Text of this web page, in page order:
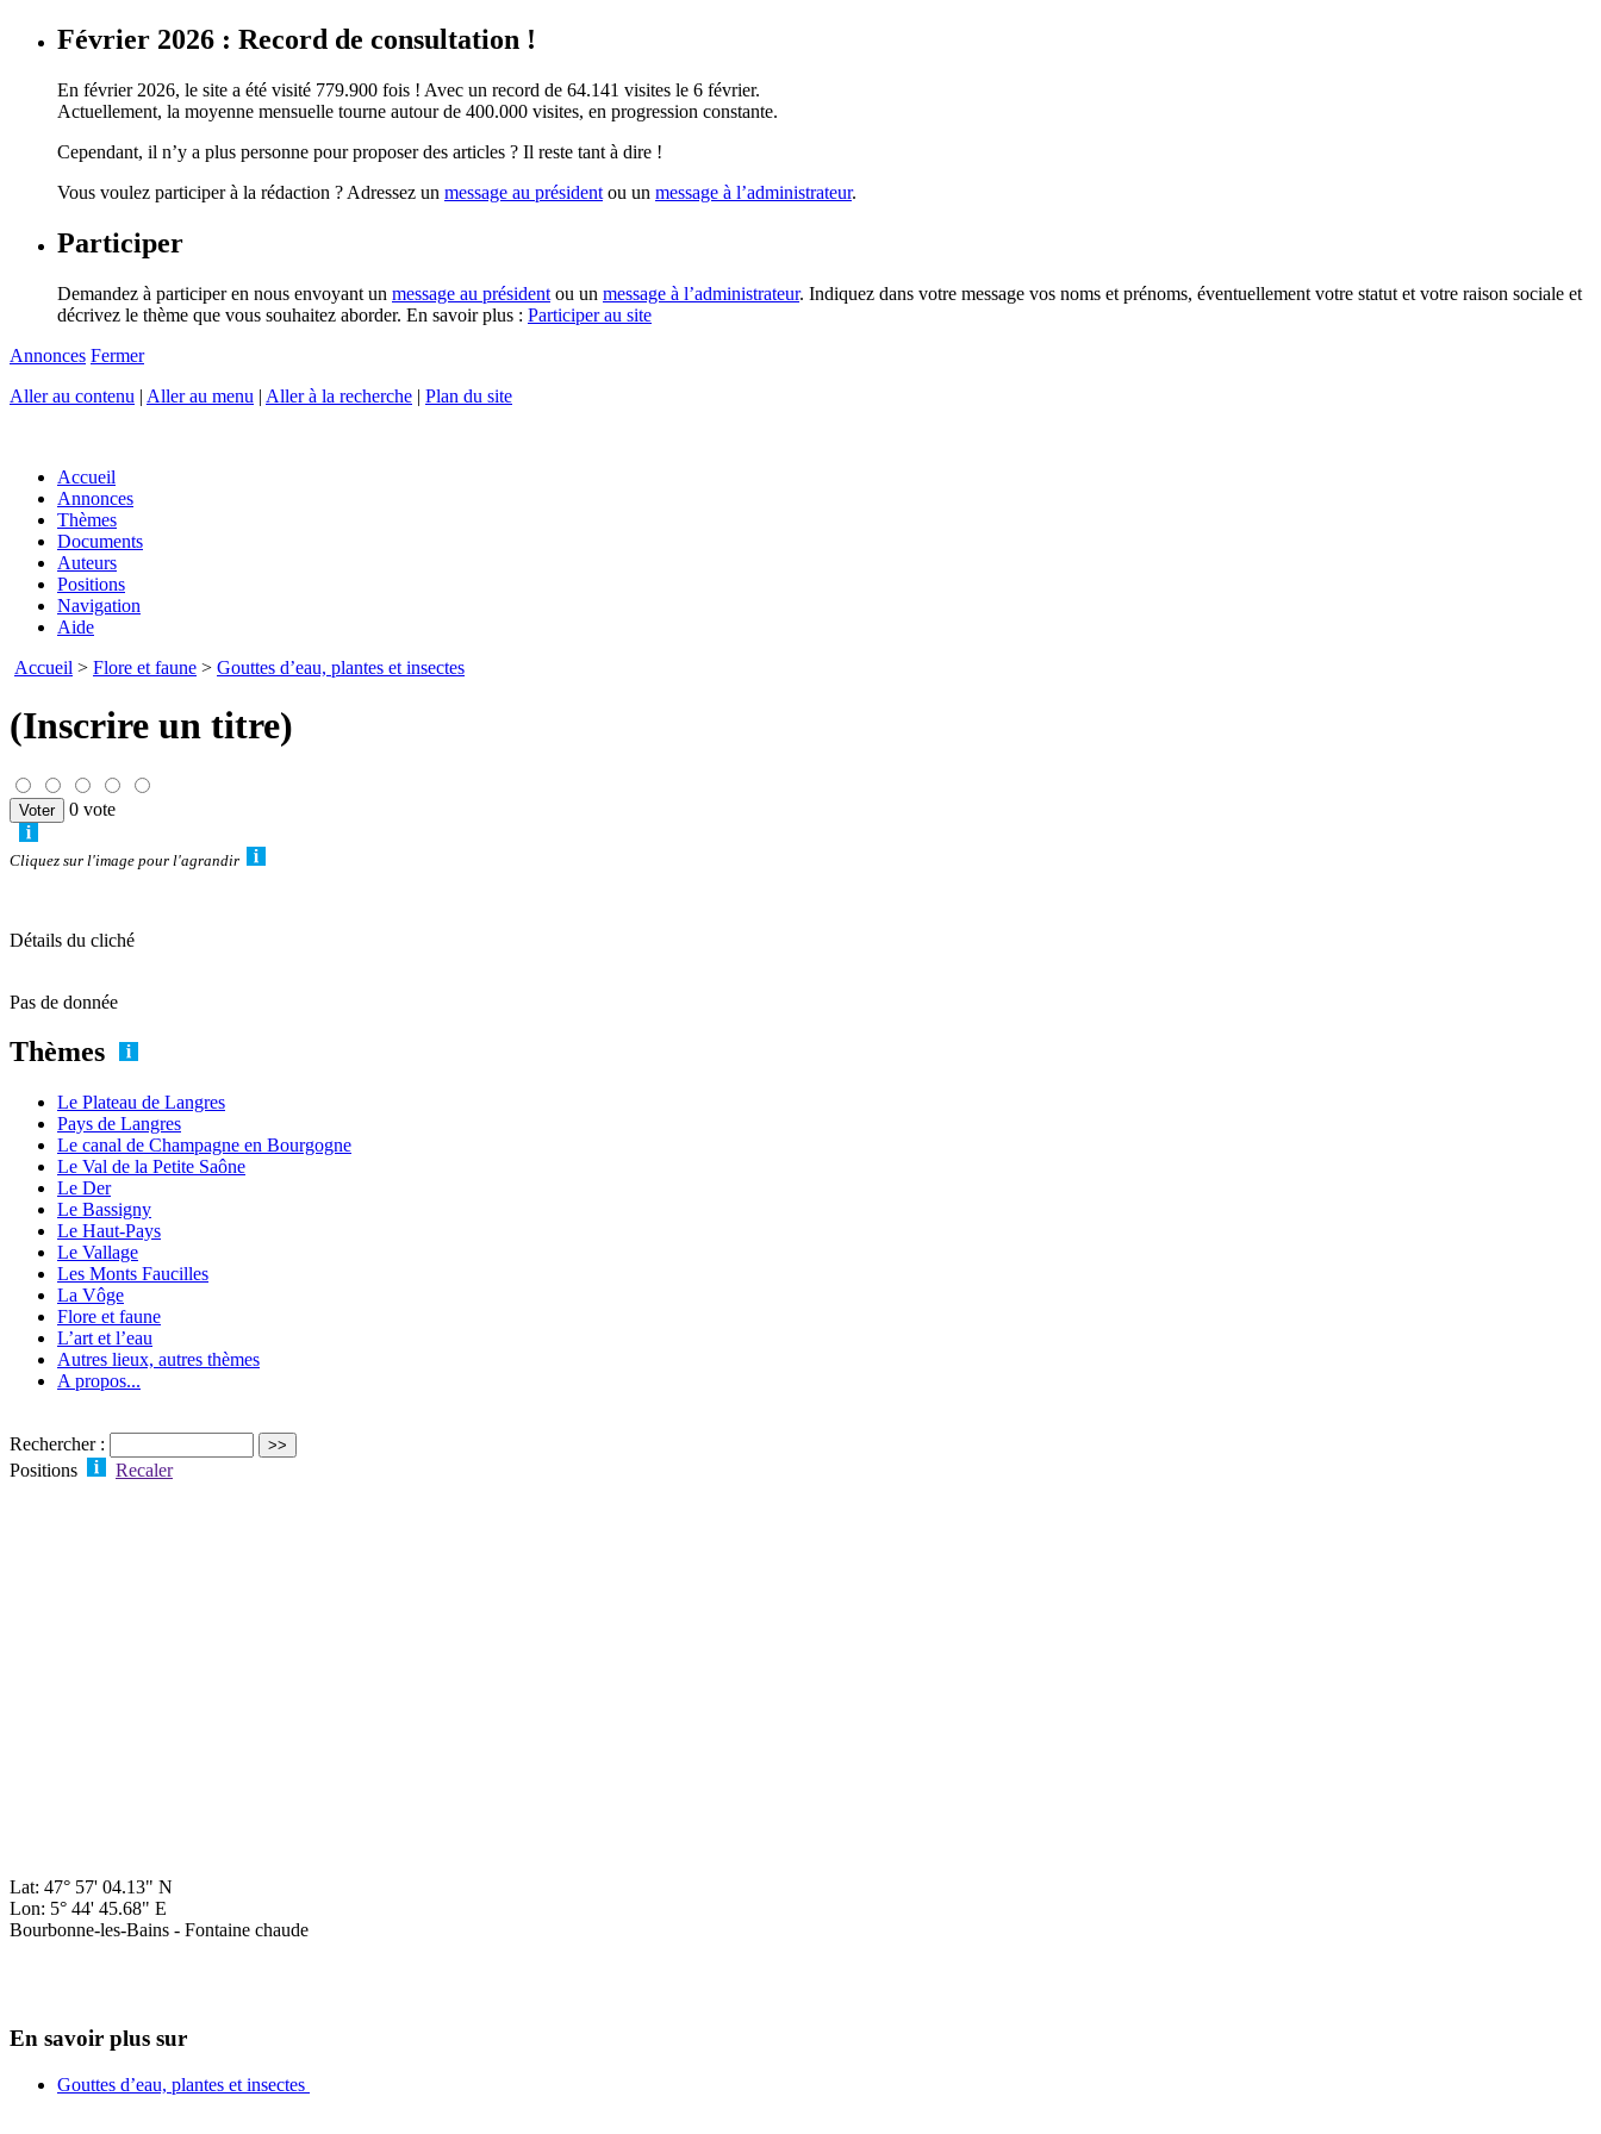
Février 2026 : Record de consultation !
En février 2026, le site a été visité 779.900 fois ! Avec un record de 64.141 visites le 6 février.
Actuellement, la moyenne mensuelle tourne autour de 400.000 visites, en progression constante.
Cependant, il n’y a plus personne pour proposer des articles ? Il reste tant à dire !
Vous voulez participer à la rédaction ? Adressez un message au président ou un message à l’administrateur.
Participer
Demandez à participer en nous envoyant un message au président ou un message à l’administrateur. Indiquez dans votre message vos noms et prénoms, éventuellement votre statut et votre raison sociale et
décrivez le thème que vous souhaitez aborder. En savoir plus : Participer au site
Annonces Fermer
Aller au contenu | Aller au menu | Aller à la recherche | Plan du site
Accueil
Annonces
Thèmes
Documents
Auteurs
Positions
Navigation
Aide
Accueil > Flore et faune > Gouttes d’eau, plantes et insectes
(Inscrire un titre)
0 vote
Cliquez sur l'image pour l'agrandir
Détails du cliché
Pas de donnée
Thèmes
Le Plateau de Langres
Pays de Langres
Le canal de Champagne en Bourgogne
Le Val de la Petite Saône
Le Der
Le Bassigny
Le Haut-Pays
Le Vallage
Les Monts Faucilles
La Vôge
Flore et faune
L’art et l’eau
Autres lieux, autres thèmes
A propos...
Rechercher :
Positions
Recaler
Lat: 47° 57' 04.13" N
Lon: 5° 44' 45.68" E
Bourbonne-les-Bains - Fontaine chaude
En savoir plus sur
Gouttes d’eau, plantes et insectes